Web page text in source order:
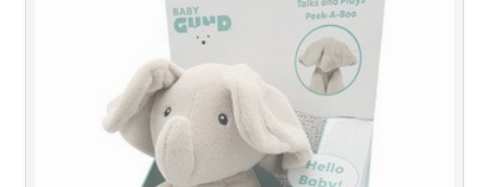
폴라비 유아 돌아기 원목 에듀 러닝 테이블 완구, 1개
파트너스 활동을 통해 일정액의 수수료를 제공받을 수 있습니다.